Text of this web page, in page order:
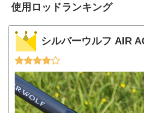
使用ロッドランキング
シルバーウルフ AIR